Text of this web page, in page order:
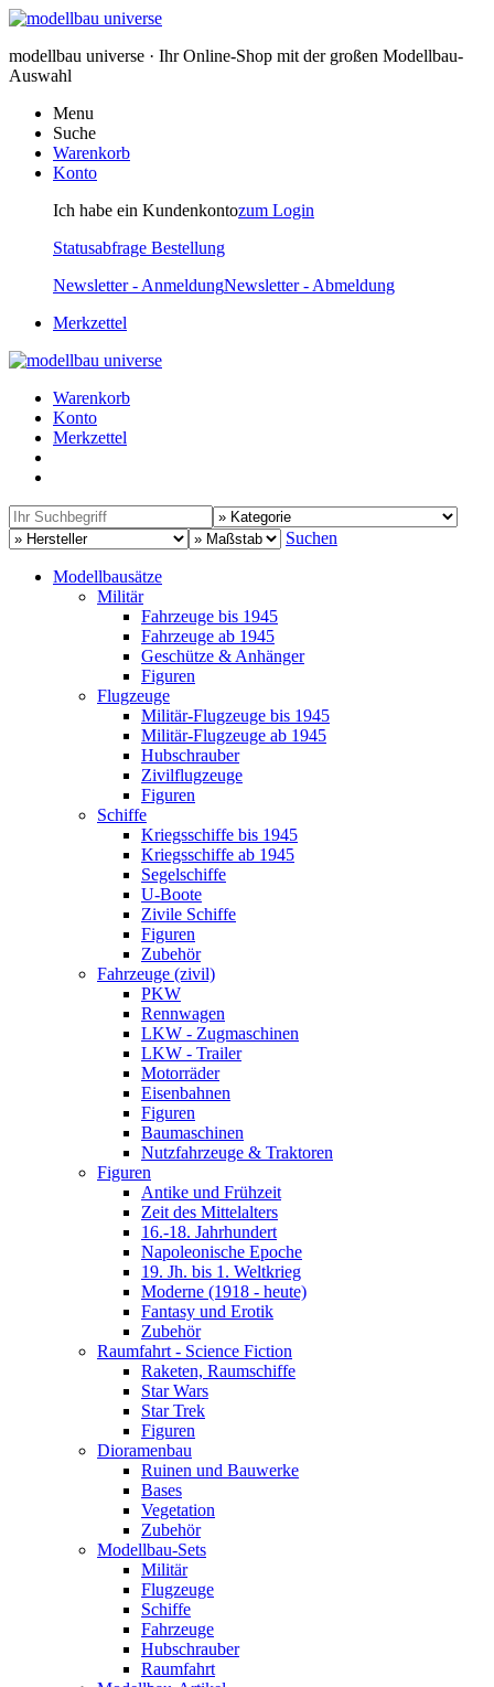
modellbau universe · Ihr Online-Shop mit der großen Modellbau-
Auswahl
Menu
Suche
Warenkorb
Konto
Ich habe ein Kundenkontozum Login
Statusabfrage Bestellung
Newsletter - AnmeldungNewsletter - Abmeldung
Merkzettel
Warenkorb
Konto
Merkzettel
Suchen
Modellbausätze
Militär
Fahrzeuge bis 1945
Fahrzeuge ab 1945
Geschütze & Anhänger
Figuren
Flugzeuge
Militär-Flugzeuge bis 1945
Militär-Flugzeuge ab 1945
Hubschrauber
Zivilflugzeuge
Figuren
Schiffe
Kriegsschiffe bis 1945
Kriegsschiffe ab 1945
Segelschiffe
U-Boote
Zivile Schiffe
Figuren
Zubehör
Fahrzeuge (zivil)
PKW
Rennwagen
LKW - Zugmaschinen
LKW - Trailer
Motorräder
Eisenbahnen
Figuren
Baumaschinen
Nutzfahrzeuge & Traktoren
Figuren
Antike und Frühzeit
Zeit des Mittelalters
16.-18. Jahrhundert
Napoleonische Epoche
19. Jh. bis 1. Weltkrieg
Moderne (1918 - heute)
Fantasy und Erotik
Zubehör
Raumfahrt - Science Fiction
Raketen, Raumschiffe
Star Wars
Star Trek
Figuren
Dioramenbau
Ruinen und Bauwerke
Bases
Vegetation
Zubehör
Modellbau-Sets
Militär
Flugzeuge
Schiffe
Fahrzeuge
Hubschrauber
Raumfahrt